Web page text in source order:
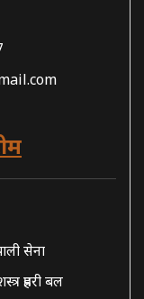
सेना
प्रहरी बल